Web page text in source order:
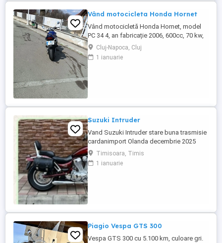
Vând motocicleta Honda Hornet
Vând motocicletă Honda Hornet, model
PC 34 4, an fabricație 2006, 600cc, 70 kw,
98 cp, inspecție tehnică valabilă până în
august 2027 . Preț 1900 euro
Cluj-Napoca, Cluj
1 ianuarie
Suzuki Intruder
Vand Suzuki Intruder stare buna trasmisie
cardanimport Olanda decembrie 2025
inmatriculat RO IN FEBRUARIE Nu raspund
la mesaje.Schimb cu ATV plus sau minus
diferenta
Timisoara, Timis
1 ianuarie
Piagio Vespa GTS 300
Vespa GTS 300 cu 5.100 km, culoare gri.